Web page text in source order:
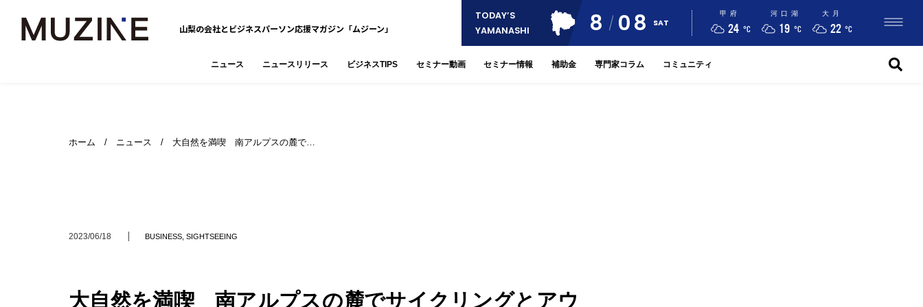
山梨の会社とビジネスパーソン応援マガジン「ムジーン」
TODAY’S
YAMANASHI
8 08 SAT
甲府
24 °C
河口湖
19 °C
大月
22 °C
ニュース ニュースリリース ビジネスTIPS セミナー動画 セミナー情報 補助金 専門家コラム コミュニティ
ホーム / ニュース / 大自然を満喫 南アルプスの麓で…
2023/06/18 BUSINESS SIGHTSEEING
大自然を満喫 南アルプスの麓でサイクリングとアウ